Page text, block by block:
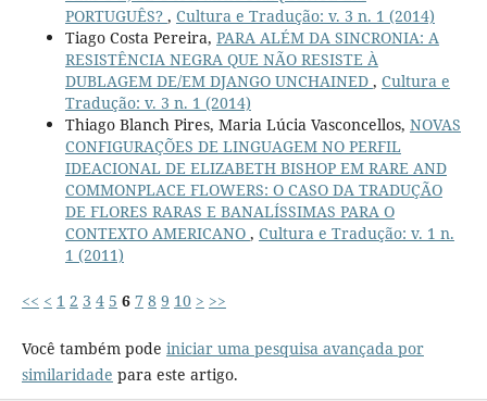
PORTUGUÊS? , Cultura e Tradução: v. 3 n. 1 (2014)
Tiago Costa Pereira, PARA ALÉM DA SINCRONIA: A
RESISTÊNCIA NEGRA QUE NÃO RESISTE À
DUBLAGEM DE/EM DJANGO UNCHAINED , Cultura e
Tradução: v. 3 n. 1 (2014)
Thiago Blanch Pires, Maria Lúcia Vasconcellos, NOVAS
CONFIGURAÇÕES DE LINGUAGEM NO PERFIL
IDEACIONAL DE ELIZABETH BISHOP EM RARE AND
COMMONPLACE FLOWERS: O CASO DA TRADUÇÃO
DE FLORES RARAS E BANALÍSSIMAS PARA O
CONTEXTO AMERICANO , Cultura e Tradução: v. 1 n.
1 (2011)
<< < 1 2 3 4 5 6 7 8 9 10 > >>
Você também pode iniciar uma pesquisa avançada por
similaridade para este artigo.